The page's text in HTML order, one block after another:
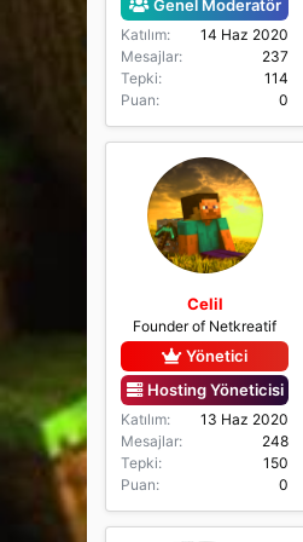
a
n
h
i
Genel Moderatör
Katılım
14 Haz 2020
Mesajlar
237
Tepki
114
Puan
0
Celil
Founder of Netkreatif
Yönetici
Hosting Yöneticisi
Katılım
13 Haz 2020
Mesajlar
248
Tepki
150
Puan
0